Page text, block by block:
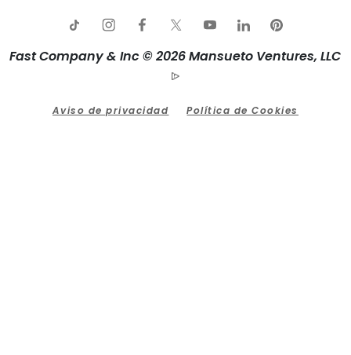
Fast Company & Inc © 2026 Mansueto Ventures, LLC
Aviso de privacidad Política de Cookies